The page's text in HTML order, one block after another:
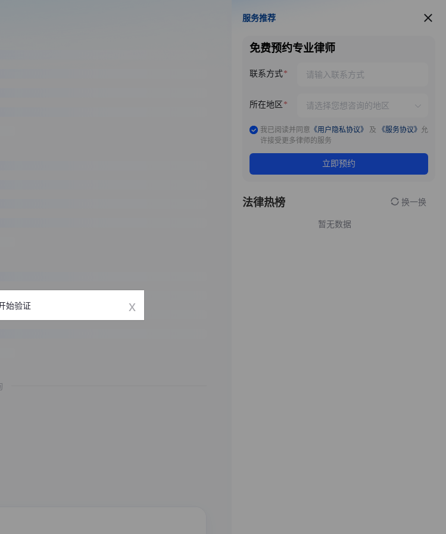
服务推荐
服务推荐
免费预约专业律师
联系方式
所在地区
我已阅读并同意 《用户隐私协议》 及 《服务协议》 允
许接受更多律师的服务
立即预约
法律热榜 换一换
暂无数据
始验证 x